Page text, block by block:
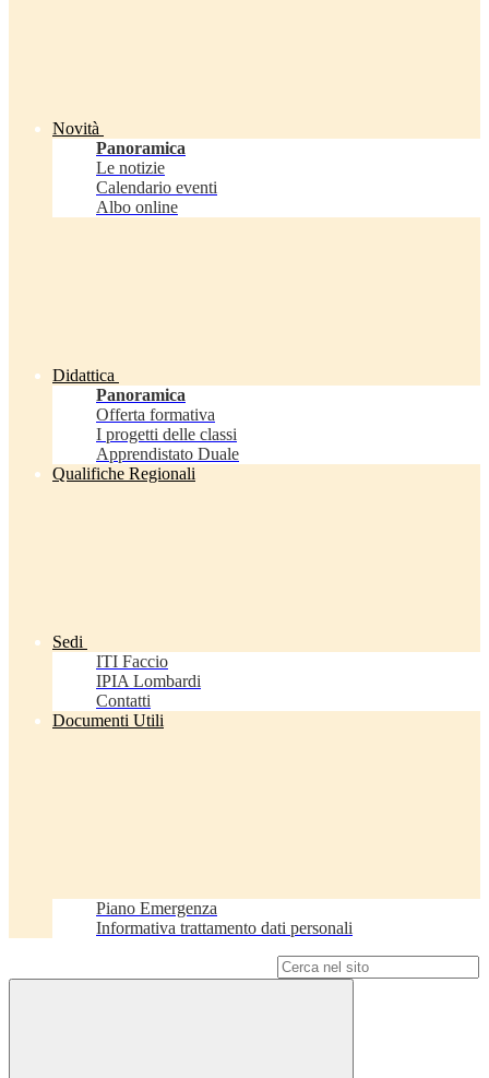
Novità
Panoramica
Le notizie
Calendario eventi
Albo online
Didattica
Panoramica
Offerta formativa
I progetti delle classi
Apprendistato Duale
Qualifiche Regionali
Sedi
ITI Faccio
IPIA Lombardi
Contatti
Documenti Utili
Piano Emergenza
Informativa trattamento dati personali